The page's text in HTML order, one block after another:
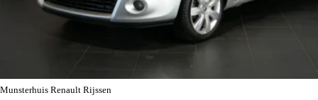
Munsterhuis Renault Rijssen